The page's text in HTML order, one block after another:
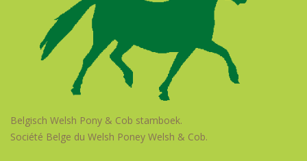
Belgisch Welsh Pony & Cob stamboek.
Société Belge du Welsh Poney Welsh & Cob.